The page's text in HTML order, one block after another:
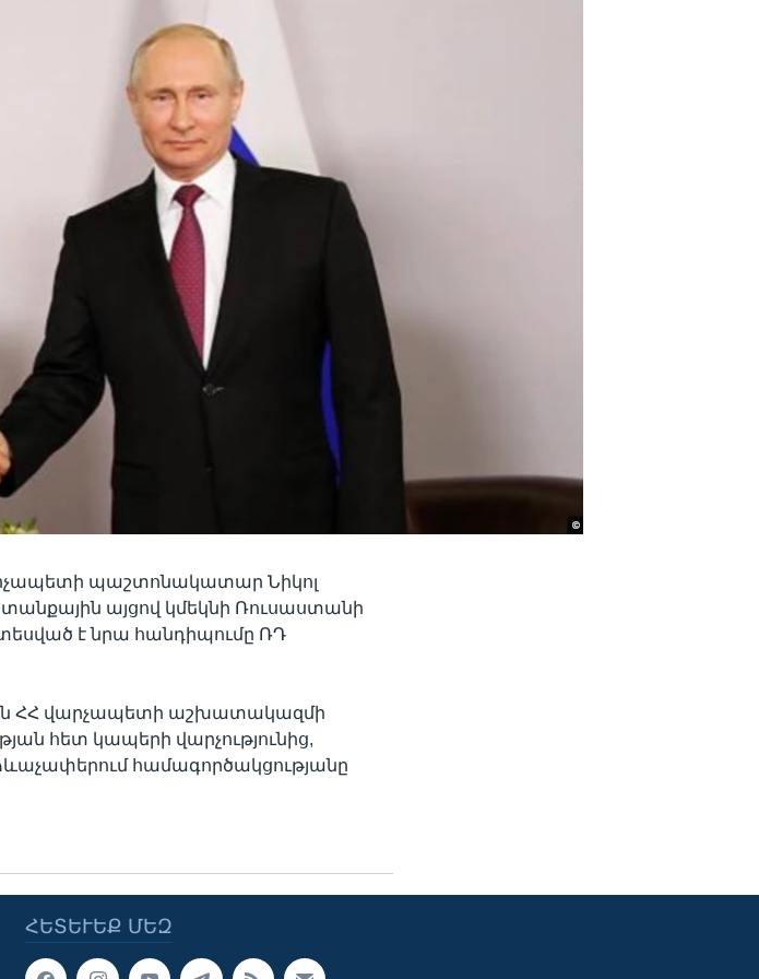
պաշտոնակատար Նիկոլ
այցով կմեկնի Ռուսաստանի
է նրա հանդիպումը ՌԴ
ՀՀ վարչապետի աշխատակազմի
հետ կապերի վարչությունից,
համագործակցությանը
ՀԵՏԵՒԵՔ ՄԵԶ